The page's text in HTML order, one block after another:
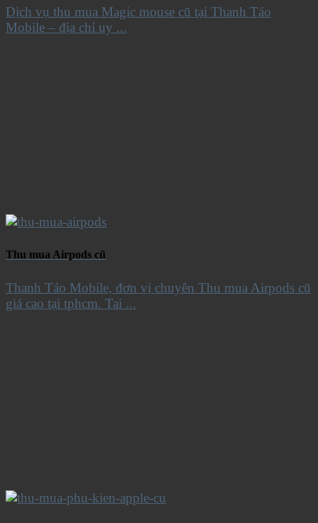
Dịch vụ thu mua Magic mouse cũ tại Thanh Táo
Mobile – địa chỉ uy ...
Thu mua Airpods cũ
Thanh Táo Mobile, đơn vị chuyên Thu mua Airpods cũ
giá cao tại tphcm. Tai ...